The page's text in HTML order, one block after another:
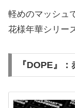
軽めのマッシュ
花様年華シリー
『DOPE』